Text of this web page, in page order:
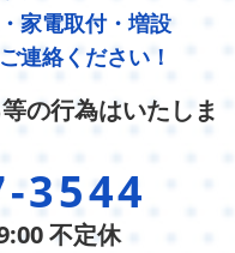
家電取付・増設
連絡ください！
の行為はいたしま
3544
不定休